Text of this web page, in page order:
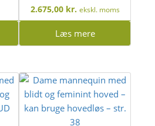
2.675,00 kr. ekskl. moms
Læs mere